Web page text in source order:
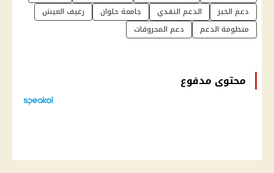
دعم الخبز
الدعم النقدي جامعة حلوان
رغيف العيش
منظومة الدعم
دعم المحروقات
محتوى مدفوع